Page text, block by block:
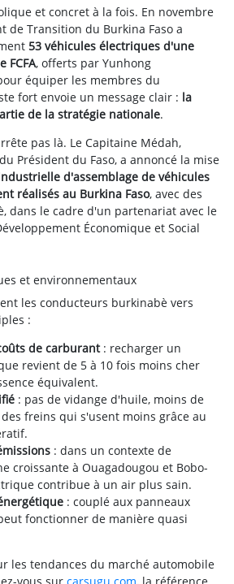
et concret à la fois. En novembre
de Transition du Burkina Faso a
53 véhicules électriques d'une
FCFA, offerts par Yunhong
équiper les membres du
fort envoie un message clair : la
de la stratégie nationale.
pas là. Le Capitaine Médah,
Président du Faso, a annoncé la mise
d'assemblage de véhicules
réalisés au Burkina Faso, avec des
dans le cadre d'un partenariat avec le
Économique et Social
et environnementaux
les conducteurs burkinabè vers
:
de carburant: recharger un
revient de 5 à 10 fois moins cher
équivalent.
: pas de vidange d'huile, moins de
freins qui s'usent moins grâce au
: dans un contexte de
croissante à Ouagadougou et Bobo-
contribue à un air plus sain.
: couplé aux panneaux
fonctionner de manière quasi
les tendances du marché automobile